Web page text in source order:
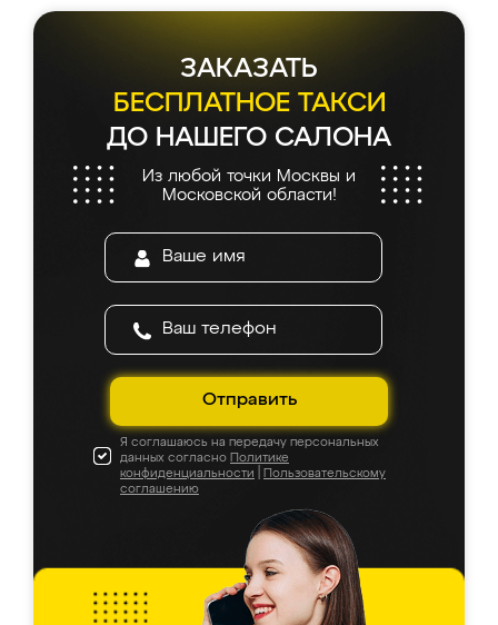
ЗАКАЗАТЬ
БЕСПЛАТНОЕ ТАКСИ
ДО НАШЕГО САЛОНА
Из любой точки Москвы и
Московской области!
Отправить
Я соглашаюсь на передачу персональных
данных согласно Политике
конфиденциальности
Пользовательскому
соглашению